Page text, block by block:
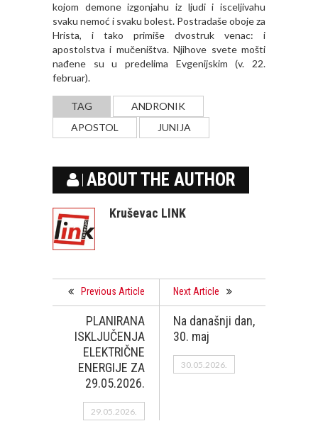
kojom demone izgonjahu iz ljudi i isceljivahu
svaku nemoć i svaku bolest. Postradaše oboje za
Hrista, i tako primiše dvostruk venac: i
apostolstva i mučeništva. Njihove svete mošti
nađene su u predelima Evgenijskim (v. 22.
februar).
TAG
ANDRONIK
APOSTOL
JUNIJA
ABOUT THE AUTHOR
Kruševac LINK
Previous Article
PLANIRANA
ISKLJUČENJA
ELEKTRIČNE
ENERGIJE ZA
29.05.2026.
29.05.2026.
Next Article
Na današnji dan,
30. maj
30.05.2026.